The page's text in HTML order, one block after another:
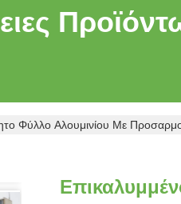
Φύλλο Αλουμινίου Με